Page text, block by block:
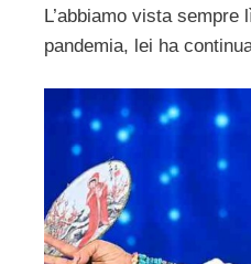
L’abbiamo vista
pandemia, lei ha